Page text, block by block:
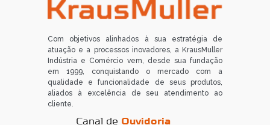
Com objetivos alinhados à sua estratégia de
atuação e a processos inovadores, a KrausMuller
Indústria e Comércio vem, desde sua fundação
em 1999, conquistando o mercado com a
qualidade e funcionalidade de seus produtos,
aliados à excelência de seu atendimento ao
cliente.
Canal de Ouvidoria